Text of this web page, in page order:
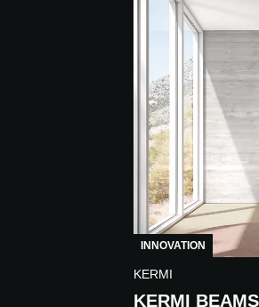
INNOVATION
KERMI
KERMI